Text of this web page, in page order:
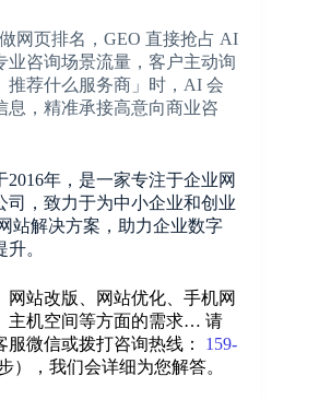
网页排名，GEO 直接抢占 AI
业咨询场景流量，客户主动询
推荐什么服务商」时，AI 会
息，精准承接高意向商业咨
2016年，是一家专注于企业网
司，致力于为中小企业和创业
站解决方案，助力企业数字
。
网站改版、网站优化、手机网
主机空间等方面的需求… 请
服微信或拨打咨询热线： 159-
） ，我们会详细为您解答。